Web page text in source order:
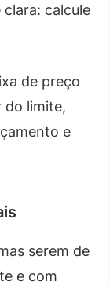
calcule
de preço
do limite,
e
serem de
e com